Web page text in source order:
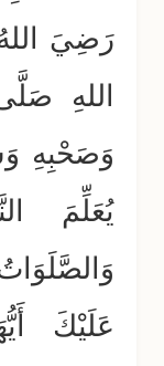
رَضِيَ
اللهِ
وَصَحْبِهِ
يُعَلِّمَ
عَلَيْكَ